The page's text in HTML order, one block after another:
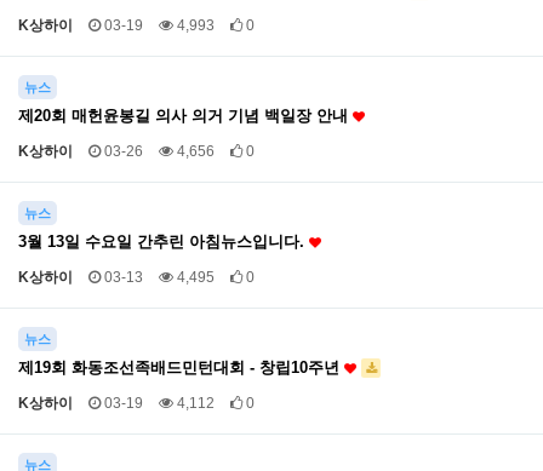
K상하이 03-19 4,993 0
뉴스
제20회 매헌윤봉길 의사 의거 기념 백일장 안내
K상하이 03-26 4,656 0
뉴스
3월 13일 수요일 간추린 아침뉴스입니다.
K상하이 03-13 4,495 0
뉴스
제19회 화동조선족배드민턴대회 - 창립10주년
K상하이 03-19 4,112 0
뉴스